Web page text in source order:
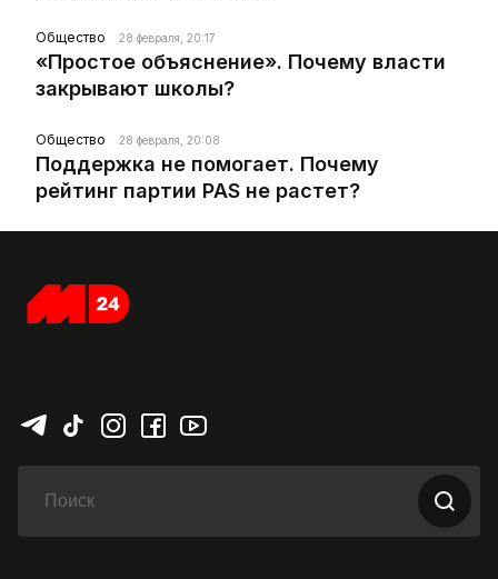
Общество 28 февраля, 20:17
«Простое объяснение». Почему власти
закрывают школы?
Общество 28 февраля, 20:08
Поддержка не помогает. Почему
рейтинг партии PAS не растет?